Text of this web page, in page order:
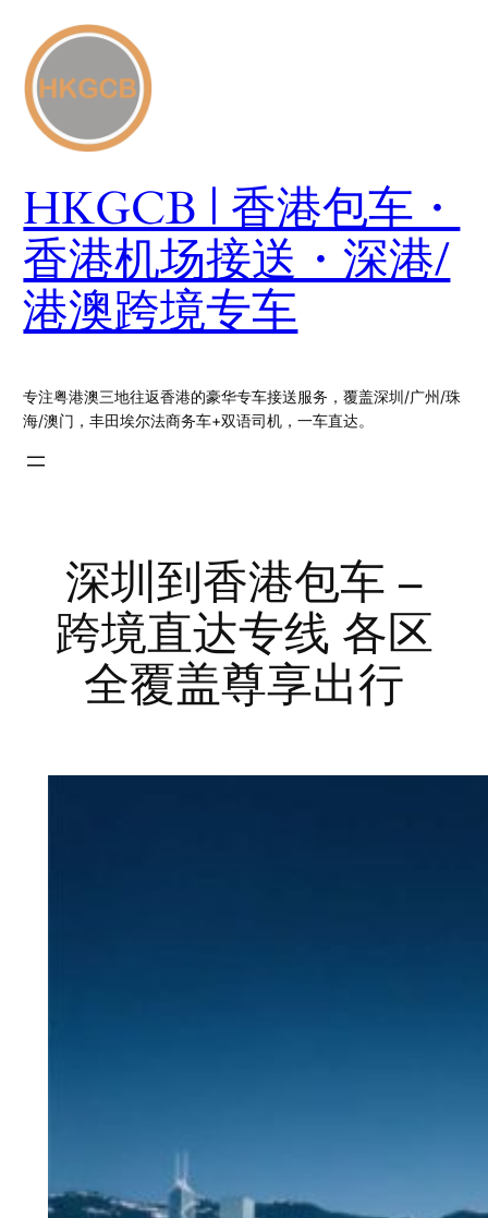
内
容
HKGCB | 香港包车・
香港机场接送・深港/
港澳跨境专车
专注粤港澳三地往返香港的豪华专车接送服务，覆盖深圳/广州/珠
海/澳门，丰田埃尔法商务车+双语司机，一车直达。
深圳到香港包车 –
跨境直达专线 各区
全覆盖尊享出行